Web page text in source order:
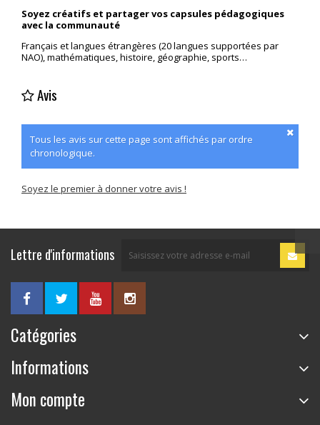
Soyez créatifs et partager vos capsules pédagogiques
avec la communauté
Français et langues étrangères (20 langues supportées par
NAO), mathématiques, histoire, géographie, sports…
Avis
Tous les avis sur cette page sont affichés par ordre
chronologique.
Soyez le premier à donner votre avis !
Lettre d'informations
Catégories
Informations
Mon compte